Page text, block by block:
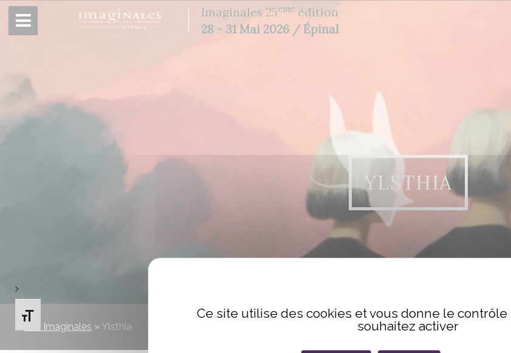
Changer la taille de la police
Imaginales 25ème édition
28 - 31 Mai 2026 / Épinal
YLSTHIA
Les Imaginales » Ylsthia
Panneau de gestion des cookies
Ce site utilise des cookies et vous donne le
souhaitez activer